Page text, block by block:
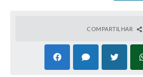
Diário Oficial
COMPARTILHAR